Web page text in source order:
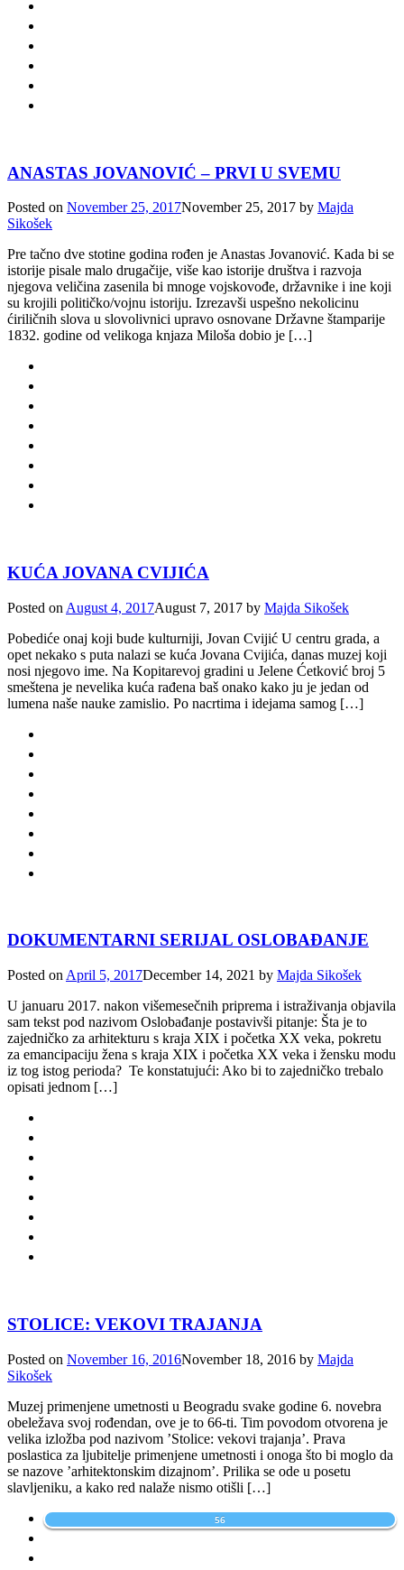
ANASTAS JOVANOVIĆ – PRVI U SVEMU
Posted on November 25, 2017November 25, 2017 by Majda
Sikošek
Pre tačno dve stotine godina rođen je Anastas Jovanović. Kada bi se
istorije pisale malo drugačije, više kao istorije društva i razvoja
njegova veličina zasenila bi mnoge vojskovođe, državnike i ine koji
su krojili političko/vojnu istoriju. Izrezavši uspešno nekolicinu
ćiriličnih slova u slovolivnici upravo osnovane Državne štamparije
1832. godine od velikoga knjaza Miloša dobio je […]
KUĆA JOVANA CVIJIĆA
Posted on August 4, 2017August 7, 2017 by Majda Sikošek
Pobediće onaj koji bude kulturniji, Jovan Cvijić U centru grada, a
opet nekako s puta nalazi se kuća Jovana Cvijića, danas muzej koji
nosi njegovo ime. Na Kopitarevoj gradini u Jelene Ćetković broj 5
smeštena je nevelika kuća rađena baš onako kako ju je jedan od
lumena naše nauke zamislio. Po nacrtima i idejama samog […]
DOKUMENTARNI SERIJAL OSLOBAĐANJE
Posted on April 5, 2017December 14, 2021 by Majda Sikošek
U januaru 2017. nakon višemesečnih priprema i istraživanja objavila
sam tekst pod nazivom Oslobađanje postavivši pitanje: Šta je to
zajedničko za arhitekturu s kraja XIX i početka XX veka, pokretu
za emancipaciju žena s kraja XIX i početka XX veka i žensku modu
iz tog istog perioda? Te konstatujući: Ako bi to zajedničko trebalo
opisati jednom […]
STOLICE: VEKOVI TRAJANJA
Posted on November 16, 2016November 18, 2016 by Majda
Sikošek
Muzej primenjene umetnosti u Beogradu svake godine 6. novebra
obeležava svoj rođendan, ove je to 66-ti. Tim povodom otvorena je
velika izložba pod nazivom ’Stolice: vekovi trajanja’. Prava
poslastica za ljubitelje primenjene umetnosti i onoga što bi moglo da
se nazove ’arhitektonskim dizajnom’. Prilika se ode u posetu
slavljeniku, a kako red nalaže nismo otišli […]
56